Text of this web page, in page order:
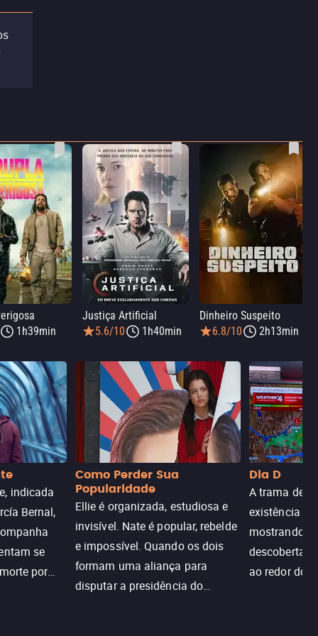
1h39min
Justiça Artificial
5.6/10
1h40min
Dinheiro Suspeito
6.8/10
2h13min
indicada
Bernal,
se
por
Como Perder Sua
Popularidade
Ellie é organizada, estudiosa e
invisível. Nate é popular, rebelde
e impossível. Quando os dois
formam uma aliança para
disputar a presidência do
Dia D
A trama de
existência
mostrando
descoberta
ao redor do